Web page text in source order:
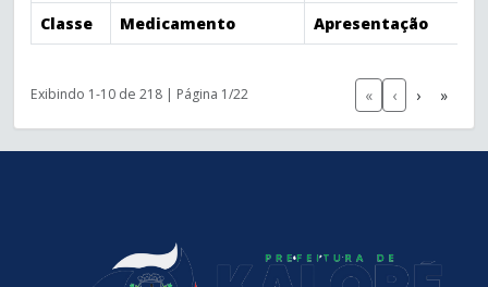
Classe
Medicamento Apresentação
Exibindo 1-10 de 218 | Página 1/22 « ‹ › »